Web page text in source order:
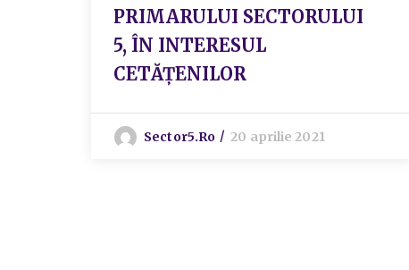
PRIMARULUI SECTORULUI
5, ÎN INTERESUL
CETĂȚENILOR
Sector5.ro 20 aprilie 2021